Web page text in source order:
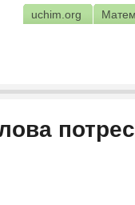
uchim.org